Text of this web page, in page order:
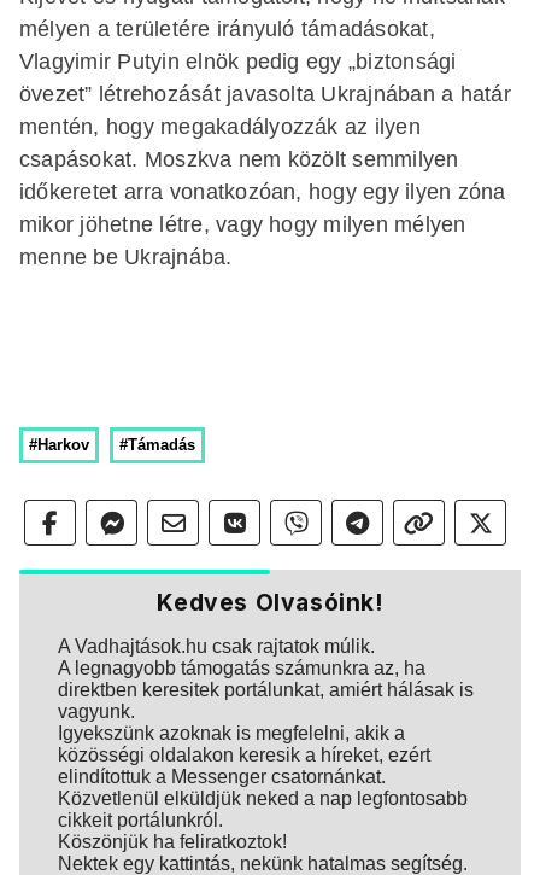
mélyen a területére irányuló támadásokat,
Vlagyimir Putyin elnök pedig egy „biztonsági
övezet” létrehozását javasolta Ukrajnában a határ
mentén, hogy megakadályozzák az ilyen
csapásokat. Moszkva nem közölt semmilyen
időkeretet arra vonatkozóan, hogy egy ilyen zóna
mikor jöhetne létre, vagy hogy milyen mélyen
menne be Ukrajnába.
#Harkov #Támadás
Kedves Olvasóink!
A Vadhajtások.hu csak rajtatok múlik.
A legnagyobb támogatás számunkra az, ha
direktben keresitek portálunkat, amiért hálásak is
vagyunk.
Igyekszünk azoknak is megfelelni, akik a
közösségi oldalakon keresik a híreket, ezért
elindítottuk a Messenger csatornánkat.
Közvetlenül elküldjük neked a nap legfontosabb
cikkeit portálunkról.
Köszönjük ha feliratkoztok!
Nektek egy kattintás, nekünk hatalmas segítség.